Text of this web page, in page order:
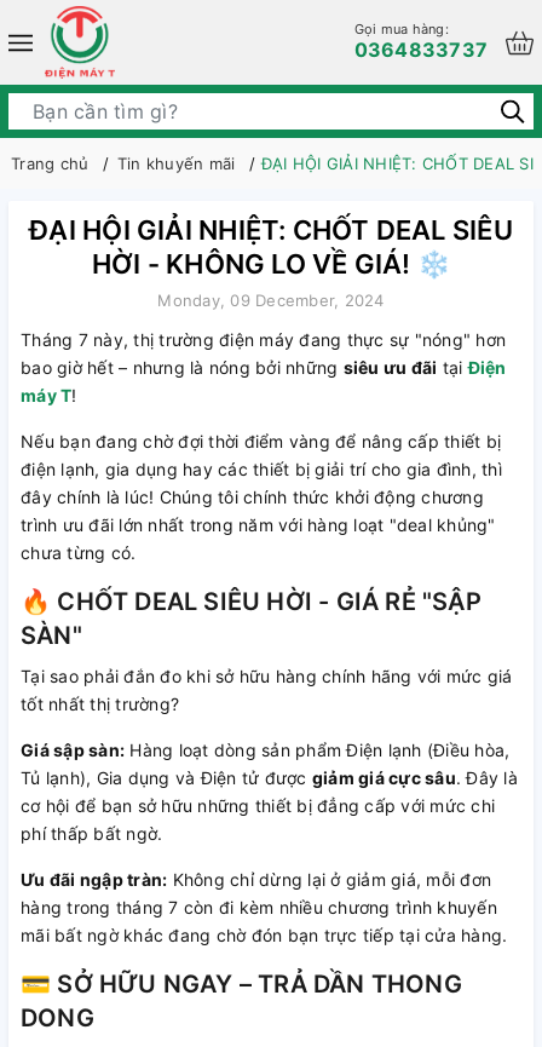
Gọi mua hàng:
0364833737
Trang chủ Tin khuyến mãi ĐẠI HỘI GIẢI NHIỆT: CHỐT DEAL
ĐẠI HỘI GIẢI NHIỆT: CHỐT DEAL SIÊU
HỜI - KHÔNG LO VỀ GIÁ! ❄️
Monday, 09 December, 2024
Tháng 7 này, thị trường điện máy đang thực sự "nóng" hơn
bao giờ hết – nhưng là nóng bởi những siêu ưu đãi tại Điện
máy T!
Nếu bạn đang chờ đợi thời điểm vàng để nâng cấp thiết bị
điện lạnh, gia dụng hay các thiết bị giải trí cho gia đình, thì
đây chính là lúc! Chúng tôi chính thức khởi động chương
trình ưu đãi lớn nhất trong năm với hàng loạt "deal khủng"
chưa từng có.
🔥 CHỐT DEAL SIÊU HỜI - GIÁ RẺ "SẬP
SÀN"
Tại sao phải đắn đo khi sở hữu hàng chính hãng với mức giá
tốt nhất thị trường?
Giá sập sàn: Hàng loạt dòng sản phẩm Điện lạnh (Điều hòa,
Tủ lạnh), Gia dụng và Điện tử được giảm giá cực sâu. Đây là
cơ hội để bạn sở hữu những thiết bị đẳng cấp với mức chi
phí thấp bất ngờ.
Ưu đãi ngập tràn: Không chỉ dừng lại ở giảm giá, mỗi đơn
hàng trong tháng 7 còn đi kèm nhiều chương trình khuyến
mãi bất ngờ khác đang chờ đón bạn trực tiếp tại cửa hàng.
💳 SỞ HỮU NGAY – TRẢ DẦN THONG
DONG